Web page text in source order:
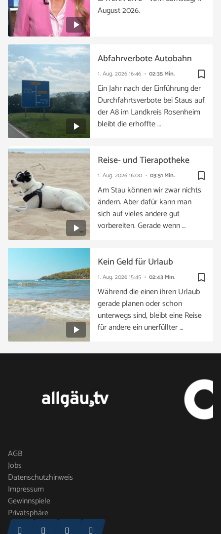
August 2026.
bookmark_border
1. Aug. 202616:46 02:35 Min.
Abfahrverbote Autobahn
Ein Jahr nach der Einführung der
Durchfahrtsverbote bei Staus auf
der A8 im Landkreis Rosenheim
bleibt die erhoffte …
bookmark_border
1. Aug. 202616:00 03:51 Min.
Reise- und Tierapotheke
Am Stau können wir zwar nichts
ändern. Aber dafür kann man
sich auf vieles andere gut
vorbereiten. Gerade wenn …
bookmark_border
1. Aug. 202615:45 02:43 Min.
Kein Geld für Urlaub
Während die einen ihren Urlaub
gerade planen oder schon
unterwegs sind, bleibt eine Reise
für andere ein unerfüllter …
AGB
Jobs
Datenschutzhinweis
Impressum
Gewinnspiele
Privatsphäre